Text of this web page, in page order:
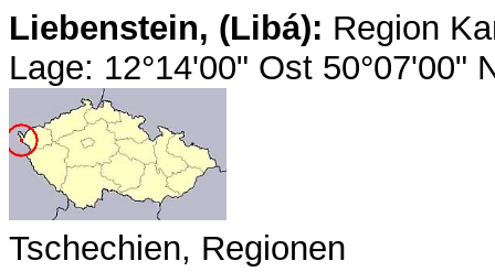
Liebenstein, (Libá): Region
Lage: 12°14'00" Ost 50°07'00"
Tschechien, Regionen